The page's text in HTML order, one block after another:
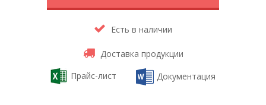
Есть в наличии
Доставка продукции
Прайс-лист
Документация